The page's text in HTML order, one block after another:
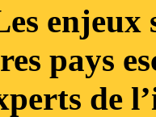
pays
de